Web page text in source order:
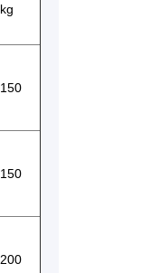
kg
150
150
200